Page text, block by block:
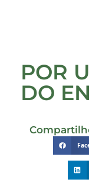
POR
DO